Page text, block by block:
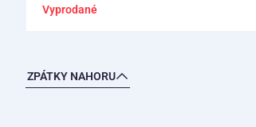
Vyprodané
ZPÁTKY NAHORU